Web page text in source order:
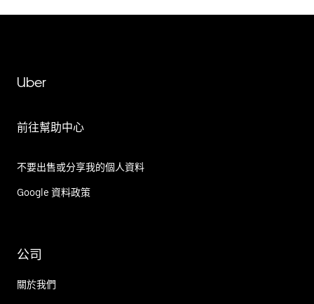
Uber
前往幫助中心
不要出售或分享我的個人資料
Google 資料政策
公司
關於我們